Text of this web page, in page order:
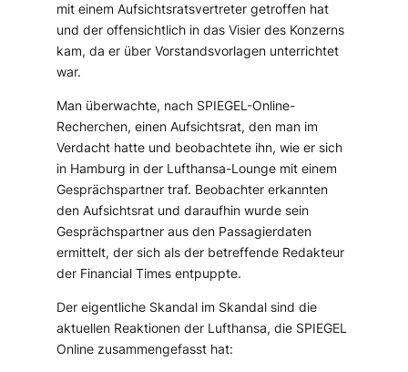
mit einem Aufsichtsratsvertreter getroffen hat
und der offensichtlich in das Visier des Konzerns
kam, da er über Vorstandsvorlagen unterrichtet
war.
Man überwachte, nach SPIEGEL-Online-
Recherchen, einen Aufsichtsrat, den man im
Verdacht hatte und beobachtete ihn, wie er sich
in Hamburg in der Lufthansa-Lounge mit einem
Gesprächspartner traf. Beobachter erkannten
den Aufsichtsrat und daraufhin wurde sein
Gesprächspartner aus den Passagierdaten
ermittelt, der sich als der betreffende Redakteur
der Financial Times entpuppte.
Der eigentliche Skandal im Skandal sind die
aktuellen Reaktionen der Lufthansa, die SPIEGEL
Online zusammengefasst hat: